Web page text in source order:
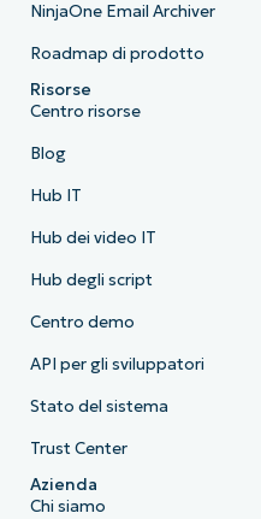
NinjaOne Email Archiver
Roadmap di prodotto
Risorse
Centro risorse
Blog
Hub IT
Hub dei video IT
Hub degli script
Centro demo
API per gli sviluppatori
Stato del sistema
Trust Center
Azienda
Chi siamo